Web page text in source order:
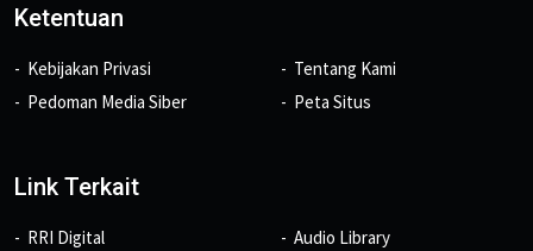
Ketentuan
Kebijakan Privasi
Pedoman Media Siber
Tentang Kami
Peta Situs
Link Terkait
RRI Digital
Audio Library